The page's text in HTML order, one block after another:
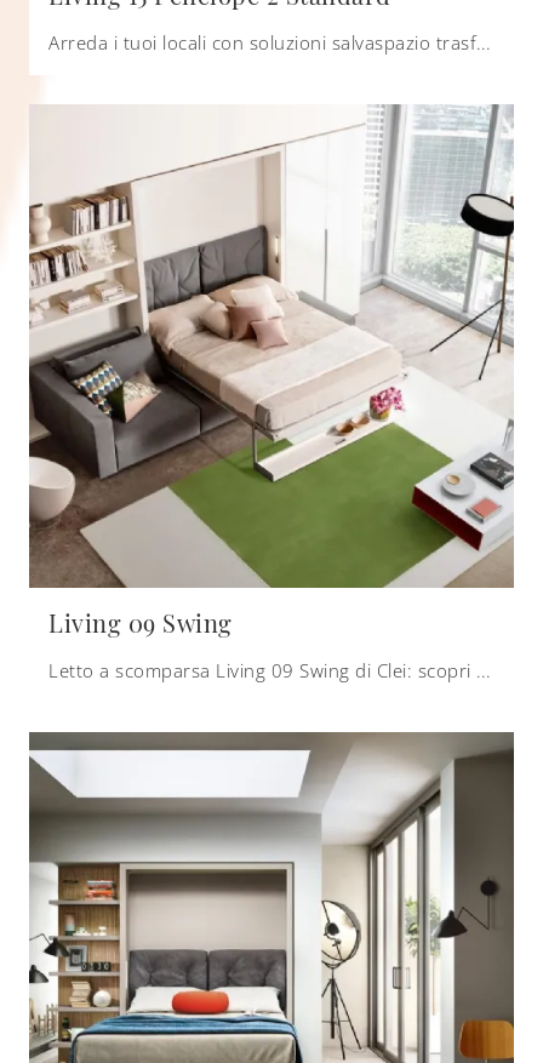
Arreda i tuoi locali con soluzioni salvaspazio trasformabili! Clicca e scopri il letto a scomparsa Living 15 Penelope 2 Standard Clei.
Living 09 Swing
Letto a scomparsa Living 09 Swing di Clei: scopri le più esclusive soluzioni estremamente compatte trasformabili in laccato opaco.